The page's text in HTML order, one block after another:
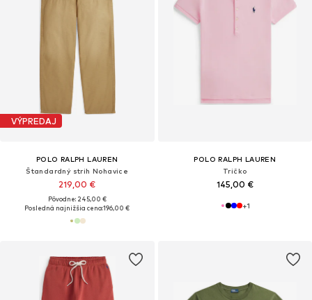
VÝPREDAJ
POLO RALPH LAUREN
Štandardný strih Nohavice
219,00 €
Pôvodne: 245,00 €
Posledná najnižšia cena:196,00 €
POLO RALPH LAUREN
Tričko
145,00 €
+1